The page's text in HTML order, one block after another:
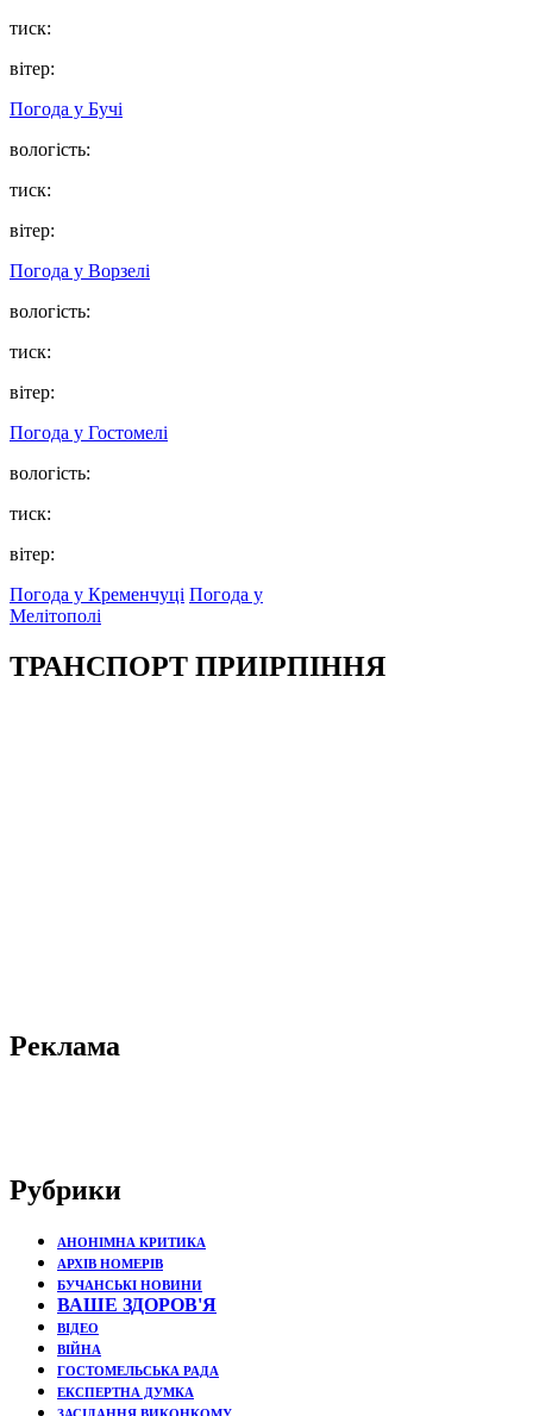
тиск:
вітер:
Погода у Бучі
вологість:
тиск:
вітер:
Погода у Ворзелі
вологість:
тиск:
вітер:
Погода у Гостомелі
вологість:
тиск:
вітер:
Погода у Кременчуці Погода у
Мелітополі
ТРАНСПОРТ ПРИІРПІННЯ
Реклама
Рубрики
АНОНІМНА КРИТИКА
АРХІВ НОМЕРІВ
БУЧАНСЬКІ НОВИНИ
ВАШЕ ЗДОРОВ'Я
ВІДЕО
ВІЙНА
ГОСТОМЕЛЬСЬКА РАДА
ЕКСПЕРТНА ДУМКА